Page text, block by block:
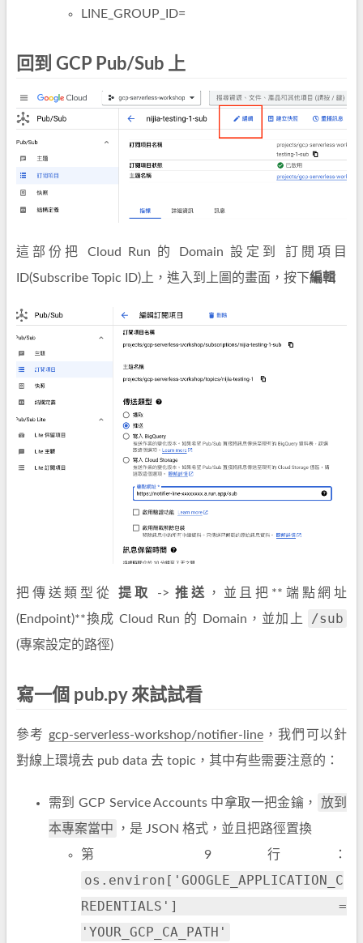
LINE_GROUP_ID=
回到 GCP Pub/Sub 上
這部份把 Cloud Run 的 Domain 設定到 訂閱項目
ID(Subscribe Topic ID)上，進入到上圖的畫面，按下編輯
把傳送類型從提取 ->推送
，並且把**端點網址
(Endpoint)**換成 Cloud Run 的 Domain，並加上
/sub
(專案設定的路徑)
寫一個 pub.py 來試試看
參考 gcp-serverless-workshop/notifier-line，我們可以針
對線上環境去 pub data 去 topic，其中有些需要注意的：
需到 GCP Service Accounts 中拿取一把金鑰，
放到
本專案當中
，是 JSON 格式，並且把路徑置換
第 9 行：
os.environ['GOOGLE_APPLICATION_C
REDENTIALS'] =
'YOUR_GCP_CA_PATH'